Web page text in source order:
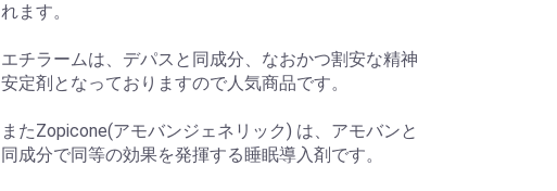
れます。
エチラームは、デパスと同成分、なおかつ割安な精神
安定剤となっておりますので人気商品です。
またZopicone(アモバンジェネリック) は、アモバンと
同成分で同等の効果を発揮する睡眠導入剤です。